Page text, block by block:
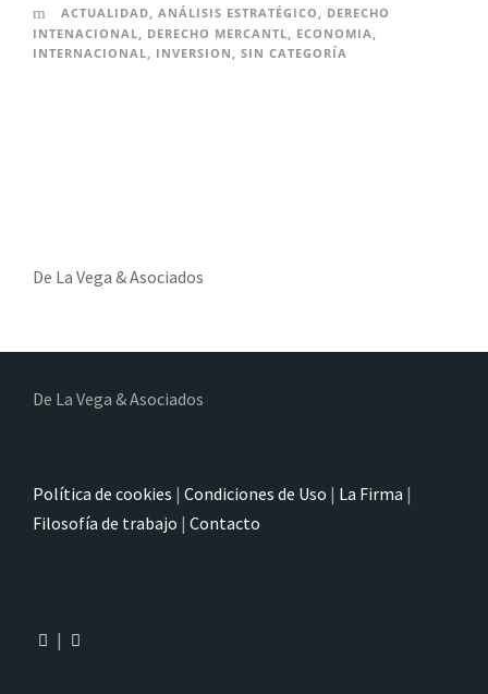
ACTUALIDAD, ANÁLISIS ESTRATÉGICO , DERECHO
INTENACIONAL, DERECHO MERCANTL, ECONOMIA,
INTERNACIONAL, INVERSION , SIN CATEGORÍA
De La Vega & Asociados
De La Vega & Asociados
Política de cookies | Condiciones de Uso | La Firma |
Filosofía de trabajo | Contacto
|